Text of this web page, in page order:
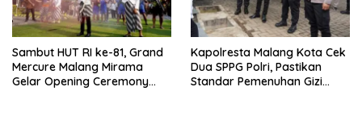
Sambut HUT RI ke-81, Grand
Mercure Malang Mirama
Gelar Opening Ceremony
Kapolresta Malang Kota Cek
Dua SPPG Polri, Pastikan
Standar Pemenuhan Gizi